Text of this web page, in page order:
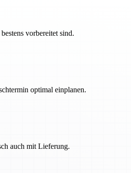
vorbereitet sind.
optimal einplanen.
auch mit Lieferung.